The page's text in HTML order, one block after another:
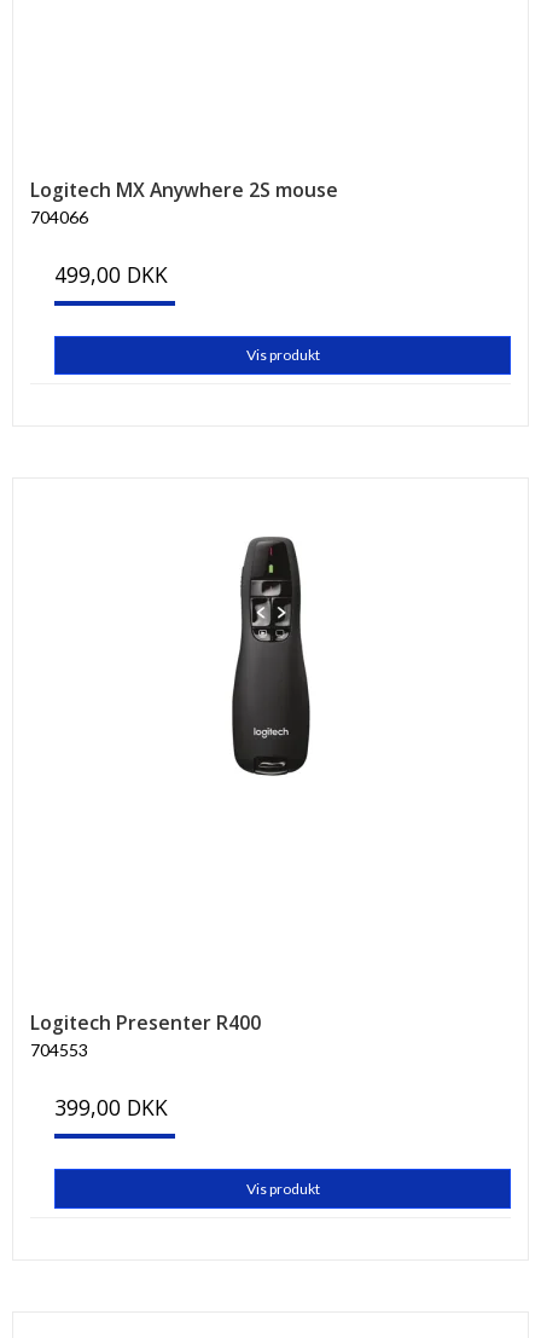
Logitech MX Anywhere 2S mouse
704066
499,00 DKK
Vis produkt
Logitech Presenter R400
704553
399,00 DKK
Vis produkt